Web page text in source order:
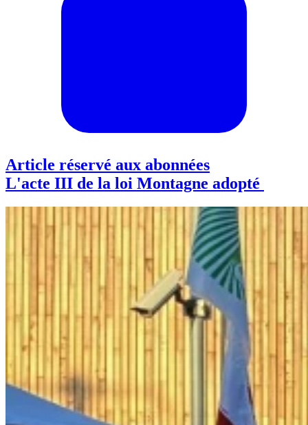
Article réservé aux abonnées
L'acte III de la loi Montagne adopté